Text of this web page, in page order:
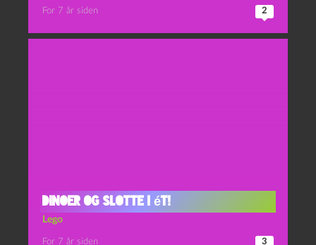
For 7 år siden 2
Dinoer og slotte i ét!
Lego
For 7 år siden 3